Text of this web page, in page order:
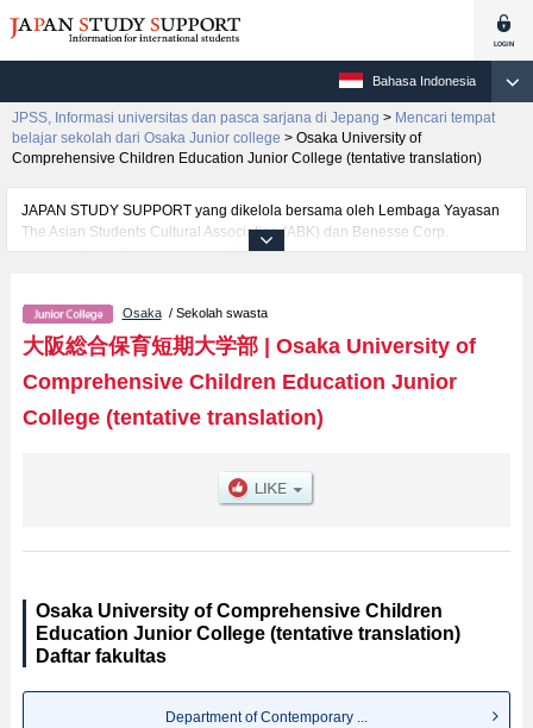
Bahasa Indonesia
JPSS, Informasi universitas dan pasca sarjana di Jepang > Mencari tempat
belajar sekolah dari Osaka Junior college > Osaka University of
Comprehensive Children Education Junior College (tentative translation)
JAPAN STUDY SUPPORT yang dikelola bersama oleh Lembaga Yayasan
The Asian Students Cultural Association (ABK) dan Benesse Corp.
menyediakan informasi sekitar 1300 universitas, pascasarjana, universitas
Children Education Junior College (tentative translation), mencakup
informasi per fakultas seperti Fakultas Department of Contemporary Living
(temporary translation)atauFakultas Department of Integrated Care and
Education (temporary translation), serta berbagai informasi yang berguna
jumlah kelulusan ujian masuk mahasiswa(i) mancanegara, informasi
Osaka/ Sekolah swasta
大阪総合保育短期大学部| Osaka University of
Comprehensive Children Education Junior
College (tentative translation)
Osaka University of Comprehensive Children
Education Junior College (tentative translation)
Daftar fakultas
Department of Contemporary ...